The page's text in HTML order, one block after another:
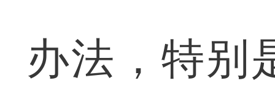
办法，特别